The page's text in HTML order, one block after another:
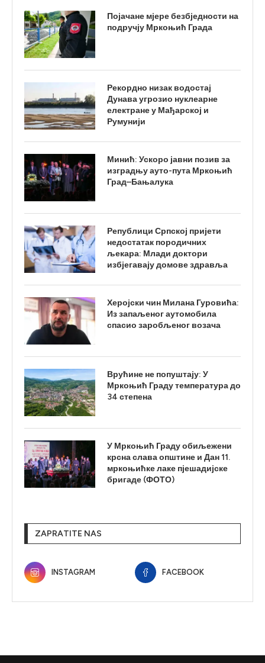
Појачане мјере безбједности на
подручју Мркоњић Града
Рекордно низак водостај
Дунава угрозио нуклеарне
електране у Мађарској и
Румунији
Минић: Ускоро јавни позив за
изградњу ауто-пута Мркоњић
Град–Бањалука
Републици Српској пријети
недостатак породичних
љекара: Млади доктори
избјегавају домове здравља
Херојски чин Милана Гуровића:
Из запаљеног аутомобила
спасио заробљеног возача
Врућине не попуштају: У
Мркоњић Граду температура до
34 степена
У Мркоњић Граду обиљежени
крсна слава општине и Дан 11.
мркоњићке лаке пјешадијске
бригаде (ФОТО)
ZAPRATITE NAS
INSTAGRAM FACEBOOK